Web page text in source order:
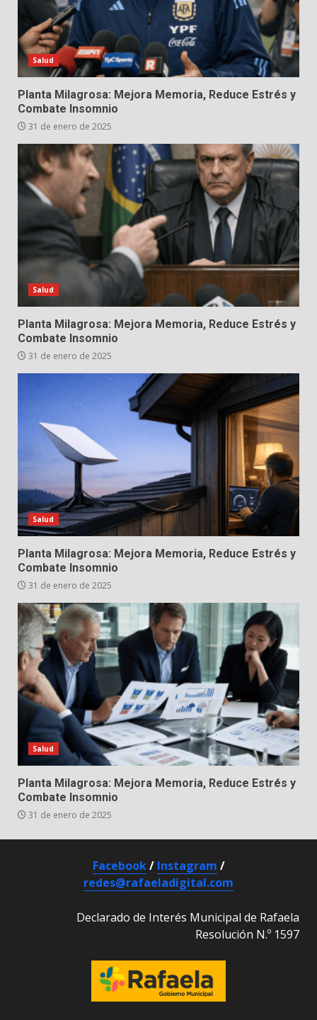
Salud
Planta Milagrosa: Mejora Memoria, Reduce Estrés y
Combate Insomnio
31 de enero de 2025
Salud
Planta Milagrosa: Mejora Memoria, Reduce Estrés y
Combate Insomnio
31 de enero de 2025
Salud
Planta Milagrosa: Mejora Memoria, Reduce Estrés y
Combate Insomnio
31 de enero de 2025
Salud
Planta Milagrosa: Mejora Memoria, Reduce Estrés y
Combate Insomnio
31 de enero de 2025
Facebook/ Instagram /
redes@rafaeladigital.com
Declarado de Interés Municipal de Rafaela
Resolución N.º 1597